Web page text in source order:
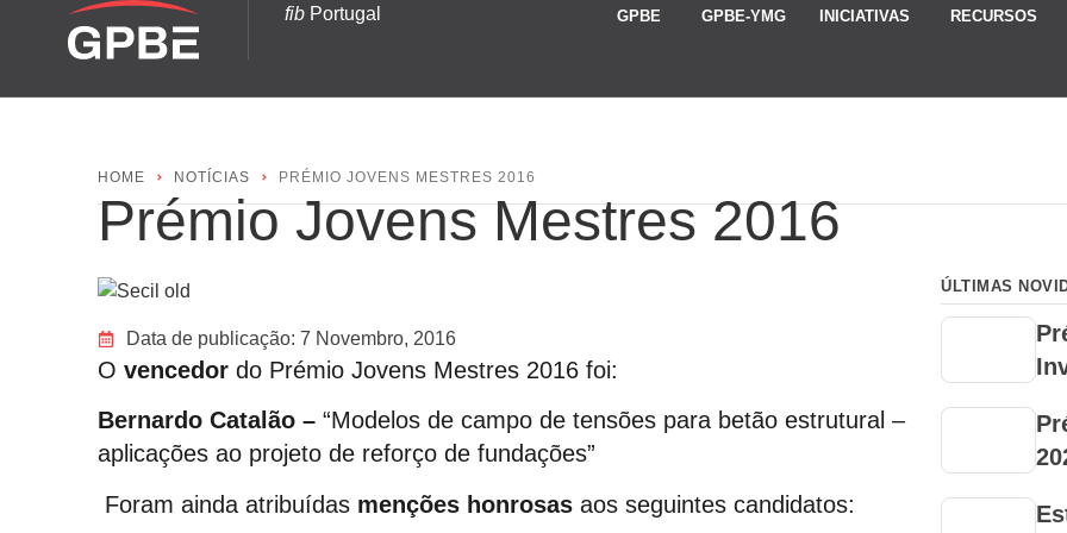
fibPortugal GPBE GPBE-YMG INICIATIVAS RECURSOS
HOME NOTÍCIAS PRÉMIO JOVENS MESTRES 2016
Prémio Jovens Mestres 2016
Data de publicação: 7 Novembro, 2016
O vencedor do Prémio Jovens Mestres 2016 foi:
Bernardo Catalão – “Modelos de campo de tensões para betão estrutural –
aplicações ao projeto de reforço de fundações”
Foram ainda atribuídas menções honrosas aos seguintes candidatos:
ÚLTIMAS